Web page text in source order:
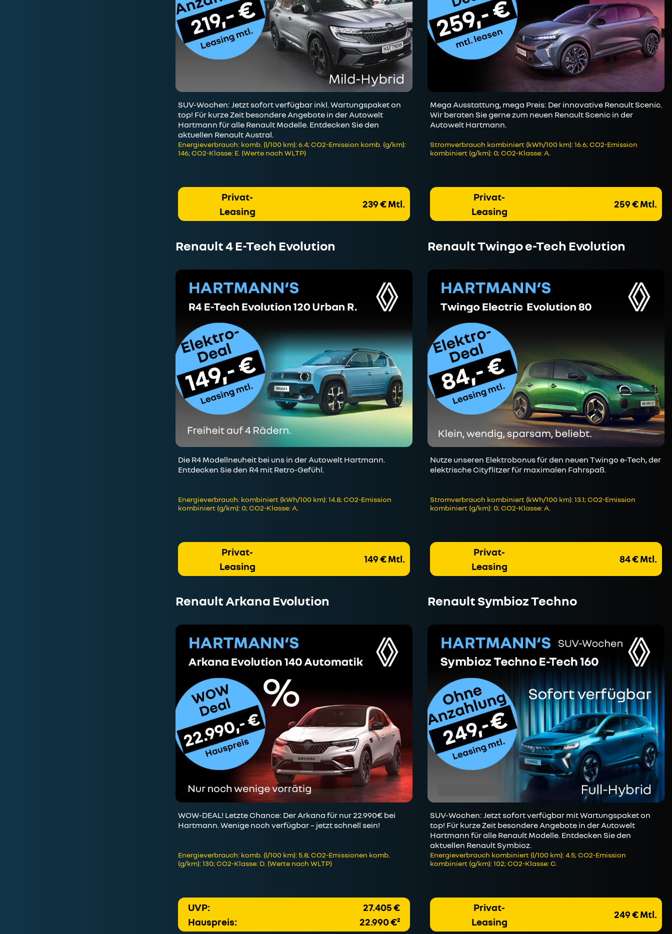
SUV-Wochen: Jetzt sofort verfügbar inkl. Wartungspaket on
top! Für kurze Zeit besondere Angebote in der Autowelt
Hartmann für alle Renault Modelle. Entdecken Sie den
aktuellen Renault Austral.
Energieverbrauch: komb. (l/100 km): 6.4; CO2-Emission komb. (g/km):
146; CO2-Klasse: E. (Werte nach WLTP)
Privat-
Leasing
239 € Mtl.
Mega Ausstattung, mega Preis: Der innovative Renault Scenic.
Wir beraten Sie gerne zum neuen Renault Scenic in der
Autowelt Hartmann.
Stromverbrauch kombiniert (kWh/100 km): 16.6; CO2-Emission
kombiniert (g/km): 0; CO2-Klasse: A.
Privat-
Leasing
259 € Mtl.
Renault 4 E-Tech Evolution
Die R4 Modellneuheit bei uns in der Autowelt Hartmann.
Entdecken Sie den R4 mit Retro-Gefühl.
Energieverbrauch: kombiniert (kWh/100 km): 14.8; CO2-Emission
kombiniert (g/km): 0; CO2-Klasse: A.
Privat-
Leasing
149 € Mtl.
Renault Twingo e-Tech Evolution
Nutze unseren Elektrobonus für den neuen Twingo e-Tech, der
elektrische Cityflitzer für maximalen Fahrspaß.
Stromverbrauch kombiniert (kWh/100 km): 13.1; CO2-Emission
kombiniert (g/km): 0; CO2-Klasse: A.
Privat-
Leasing
84 € Mtl.
Renault Arkana Evolution
WOW-DEAL! Letzte Chance: Der Arkana für nur 22.990€ bei
Hartmann. Wenige noch verfügbar – jetzt schnell sein!
Energieverbrauch: komb. (l/100 km): 5.8; CO2-Emissionen komb.
(g/km): 130; CO2-Klasse: D. (Werte nach WLTP)
UVP:
27.405 €
Hauspreis:
22.990 €²
Renault Symbioz Techno
SUV-Wochen: Jetzt sofort verfügbar mit Wartungspaket on
top! Für kurze Zeit besondere Angebote in der Autowelt
Hartmann für alle Renault Modelle. Entdecken Sie den
aktuellen Renault Symbioz.
Energieverbrauch kombiniert (l/100 km): 4.5; CO2-Emission
kombiniert (g/km): 102; CO2-Klasse: C.
Privat-
Leasing
249 € Mtl.